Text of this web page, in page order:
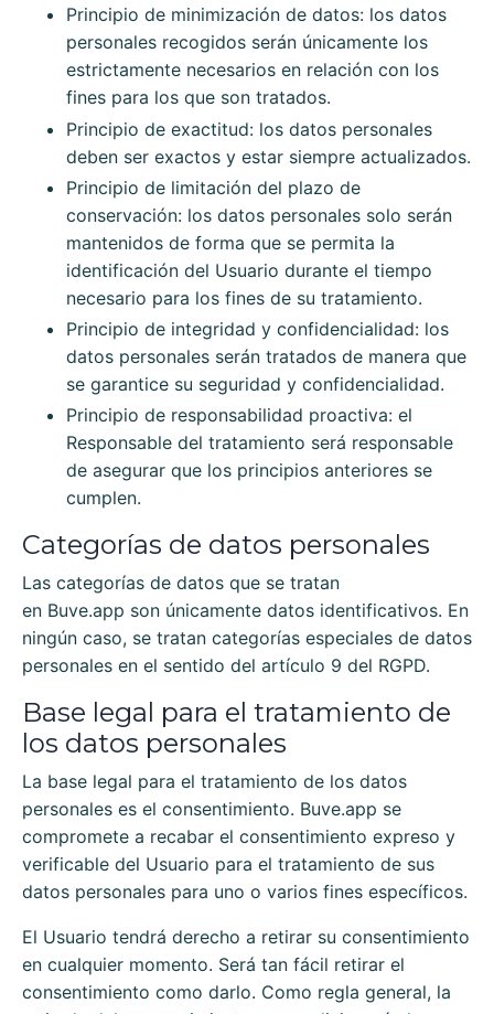
Principio de minimización de datos: los datos
personales recogidos serán únicamente los
estrictamente necesarios en relación con los
fines para los que son tratados.
Principio de exactitud: los datos personales
deben ser exactos y estar siempre actualizados.
Principio de limitación del plazo de
conservación: los datos personales solo serán
mantenidos de forma que se permita la
identificación del Usuario durante el tiempo
necesario para los fines de su tratamiento.
Principio de integridad y confidencialidad: los
datos personales serán tratados de manera que
se garantice su seguridad y confidencialidad.
Principio de responsabilidad proactiva: el
Responsable del tratamiento será responsable
de asegurar que los principios anteriores se
cumplen.
Categorías de datos personales
Las categorías de datos que se tratan
en Buve.app son únicamente datos identificativos. En
ningún caso, se tratan categorías especiales de datos
personales en el sentido del artículo 9 del RGPD.
Base legal para el tratamiento de
los datos personales
La base legal para el tratamiento de los datos
personales es el consentimiento. Buve.app se
compromete a recabar el consentimiento expreso y
verificable del Usuario para el tratamiento de sus
datos personales para uno o varios fines específicos.
El Usuario tendrá derecho a retirar su consentimiento
en cualquier momento. Será tan fácil retirar el
consentimiento como darlo. Como regla general, la